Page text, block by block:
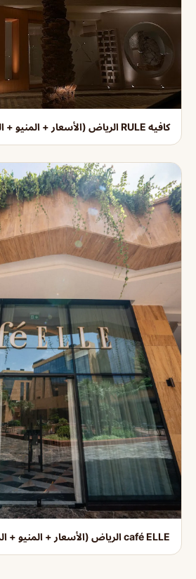
كافيه RULE الرياض (الأسعار + المنيو + الموقع )
café ELLE الرياض (الأسعار + المنيو + الموقع )